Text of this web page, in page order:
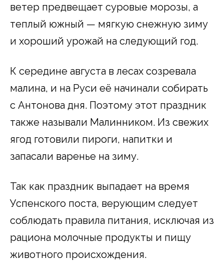
ветер предвещает суровые морозы, а
теплый южный — мягкую снежную зиму
и хороший урожай на следующий год.
К середине августа в лесах созревала
малина, и на Руси её начинали собирать
с Антонова дня. Поэтому этот праздник
также называли Малинником. Из свежих
ягод готовили пироги, напитки и
запасали варенье на зиму.
Так как праздник выпадает на время
Успенского поста, верующим следует
соблюдать правила питания, исключая из
рациона молочные продукты и пищу
животного происхождения.